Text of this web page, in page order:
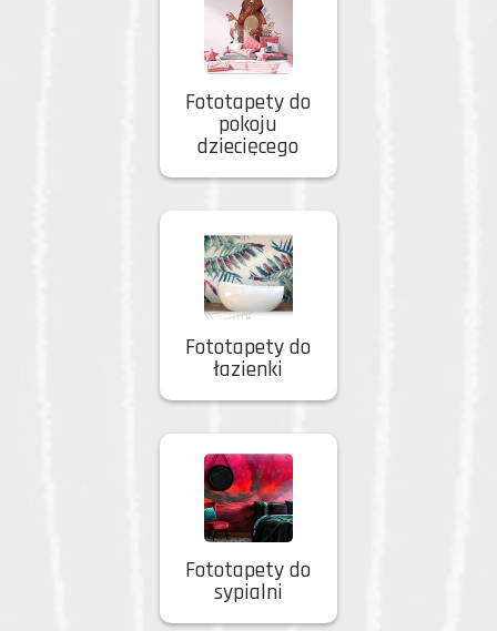
Fototapety do
pokoju
dziecięcego
Fototapety do
łazienki
Fototapety do
sypialni